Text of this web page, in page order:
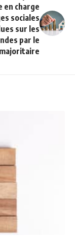
en charge
sociales
sur les
par le